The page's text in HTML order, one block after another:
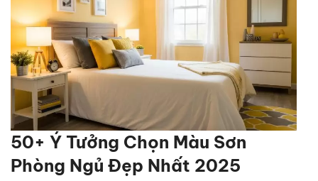
50+ Ý Tưởng Chọn Màu Sơn
Phòng Ngủ Đẹp Nhất 2025